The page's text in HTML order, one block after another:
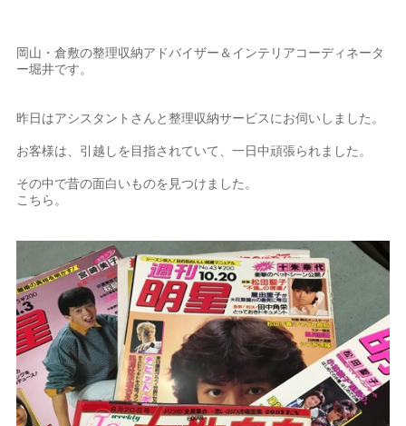
岡山・倉敷の整理収納アドバイザー＆インテリアコーディネータ
ー堀井です。
昨日はアシスタントさんと整理収納サービスにお伺いしました。
お客様は、引越しを目指されていて、一日中頑張られました。
その中で昔の面白いものを見つけました。
こちら。